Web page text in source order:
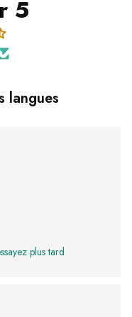
5
langues
plus tard